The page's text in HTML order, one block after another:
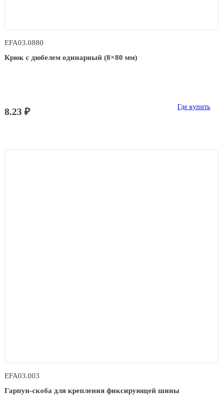
EFA03.0880
Крюк с дюбелем одинарный (8×80 мм)
8.23 ₽ Где купить
EFA03.003
Гарпун-скоба для крепления фиксирующей шины